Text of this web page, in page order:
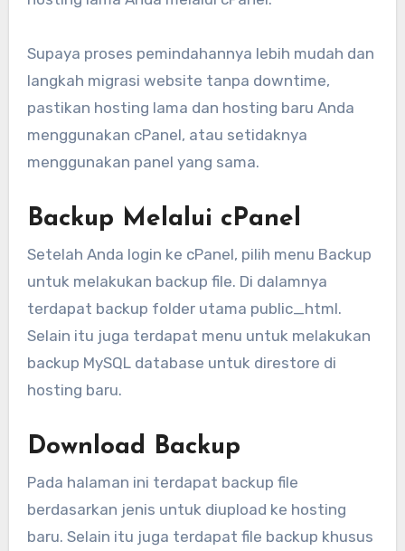
Supaya proses pemindahannya lebih mudah dan
langkah migrasi website tanpa downtime,
pastikan hosting lama dan hosting baru Anda
menggunakan cPanel, atau setidaknya
menggunakan panel yang sama.
Backup Melalui cPanel
Setelah Anda login ke cPanel, pilih menu Backup
untuk melakukan backup file. Di dalamnya
terdapat backup folder utama public_html.
Selain itu juga terdapat menu untuk melakukan
backup MySQL database untuk direstore di
hosting baru.
Download Backup
Pada halaman ini terdapat backup file
berdasarkan jenis untuk diupload ke hosting
baru. Selain itu juga terdapat file backup khusus